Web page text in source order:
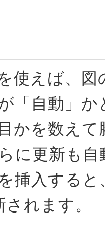
使えば、
「自動」
かを数え
に更新も
挿入する
れます。